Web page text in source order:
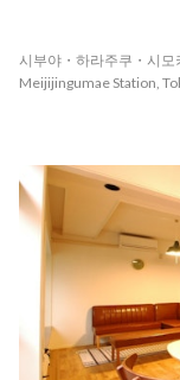
시부야・하라주쿠・시모
Meijijingumae Station,